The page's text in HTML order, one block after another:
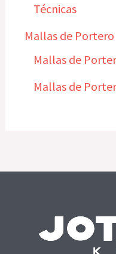
Técnicas
Mallas de Portero
Mallas de
Mallas de